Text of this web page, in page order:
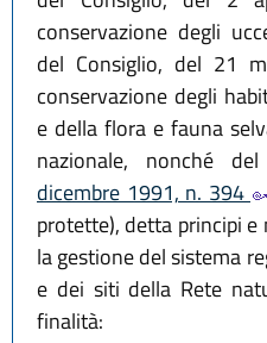
conservazione degli
del Consiglio, del 21
conservazione degli
e della flora e fauna
nazionale, nonché
dicembre 1991, n. 394
protette), detta principi
la gestione del sistema
e dei siti della Rete
finalità: